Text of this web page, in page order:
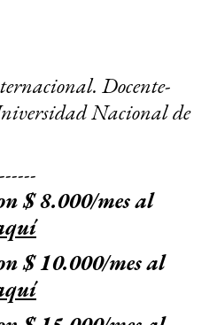
Docente-
Nacional de
$ 8.000/mes al
$ 10.000/mes al